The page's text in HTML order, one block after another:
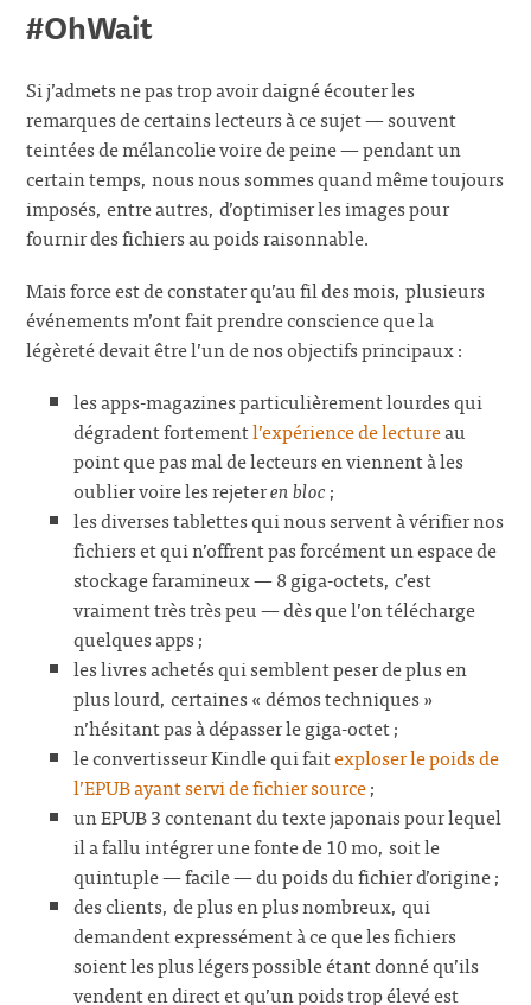
#OhWait
Si j’admets ne pas trop avoir daigné écouter les
remarques de certains lecteurs à ce sujet — souvent
teintées de mélancolie voire de peine — pendant un
certain temps, nous nous sommes quand même toujours
imposés, entre autres, d’optimiser les images pour
fournir des fichiers au poids raisonnable.
Mais force est de constater qu’au fil des mois, plusieurs
événements m’ont fait prendre conscience que la
légèreté devait être l’un de nos objectifs principaux :
les apps-magazines particulièrement lourdes qui
dégradent fortementl’expérience de lectureau
point que pas mal de lecteurs en viennent à les
oublier voire les rejeteren bloc;
les diverses tablettes qui nous servent à vérifier nos
fichiers et qui n’offrent pas forcément un espace de
stockage faramineux — 8 giga-octets, c’est
vraiment très très peu — dès que l’on télécharge
quelques apps ;
les livres achetés qui semblent peser de plus en
plus lourd, certaines « démos techniques »
n’hésitant pas à dépasser le giga-octet ;
le convertisseur Kindle qui faitexploser le poids de
l’EPUB ayant servi de fichier source;
un EPUB 3 contenant du texte japonais pour lequel
il a fallu intégrer une fonte de 10 mo, soit le
quintuple — facile — du poids du fichier d’origine ;
des clients, de plus en plus nombreux, qui
demandent expressément à ce que les fichiers
soient les plus légers possible étant donné qu’ils
vendent en direct et qu’un poids trop élevé est